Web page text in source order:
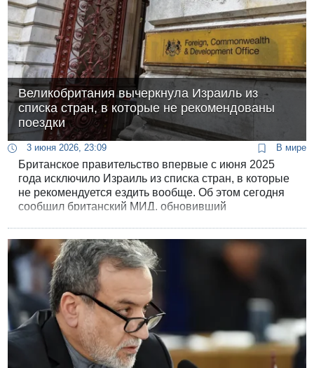
Великобритания вычеркнула Израиль из
списка стран, в которые не рекомендованы
поездки
3 июня 2026, 23:09 В мире
Британское правительство впервые с июня 2025
года исключило Израиль из списка стран, в которые
не рекомендуется ездить вообще. Об этом сегодня
сообщил британский МИД, обновивший